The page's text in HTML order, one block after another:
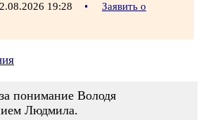
19:28 •
Заявить о
понимание Володя
Людмила.